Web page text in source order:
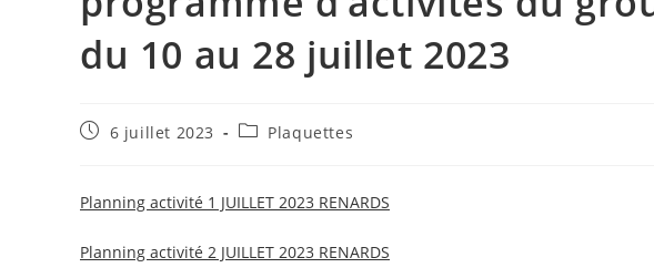
du 10 au 28 juillet 2023
Publication
6 juillet 2023
PostPlaquettes
Planning activité 1 JUILLET 2023 RENARDS
Planning activité 2 JUILLET 2023 RENARDS